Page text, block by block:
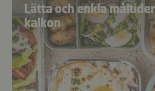
Lätta och enkla
kalkon